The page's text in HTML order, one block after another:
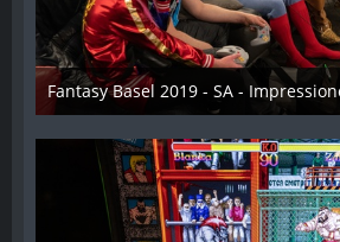
Fantasy Basel 2019 - SA -
21. Mai 2019